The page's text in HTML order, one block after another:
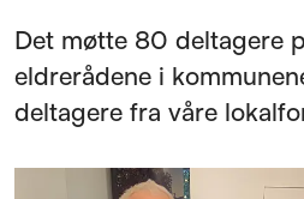
Det møtte 80 deltagere
eldrerådene i
deltagere fra våre